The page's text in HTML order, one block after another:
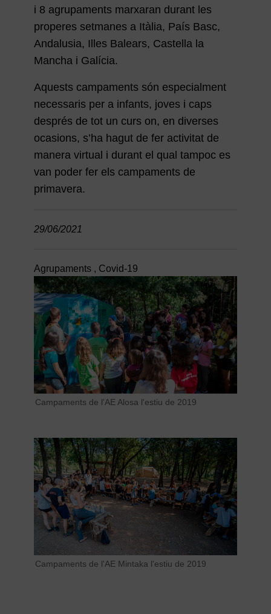
i 8 agrupaments marxaran durant les
properes setmanes a Itàlia, País Basc,
Andalusia, Illes Balears, Castella la
Mancha i Galícia.
Aquests campaments són especialment
necessaris per a infants, joves i caps
després de tot un curs on, en diverses
ocasions, s’ha hagut de fer activitat de
manera virtual i durant el qual tampoc es
van poder fer els campaments de
primavera.
29/06/2021
Agrupaments, Covid-19
Campaments de l'AE Alosa l'estiu de 2019
Campaments de l'AE Mintaka l'estiu de 2019